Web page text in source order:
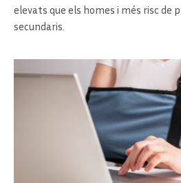
elevats que els homes i més risc de
secundaris.